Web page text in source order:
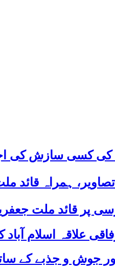
کی کسی سازش کی
ہمراہ قائد
علاقہ اسلام